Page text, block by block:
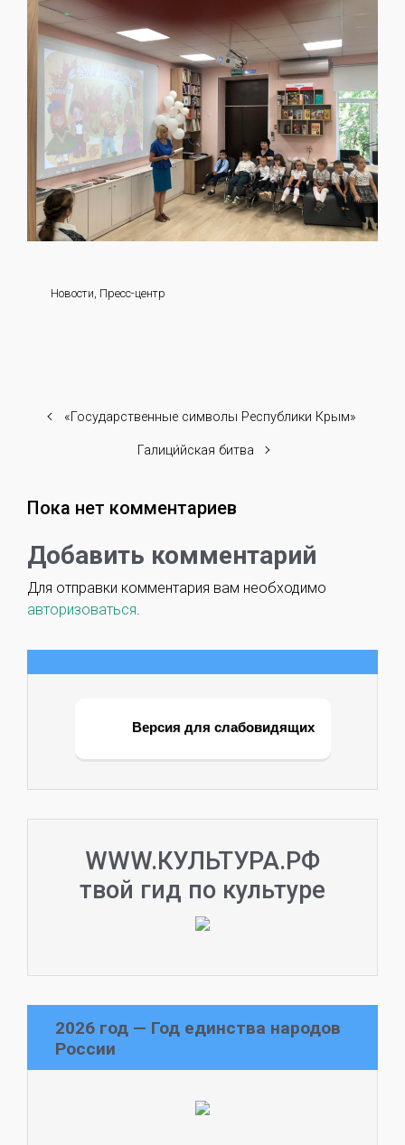
Новости, Пресс-центр
«Государственные символы Республики Крым»
Галици́йская битва
Пока нет комментариев
Добавить комментарий
Для отправки комментария вам необходимо
авторизоваться.
Версия для слабовидящих
WWW.КУЛЬТУРА.РФ
твой гид по культуре
2026 год — Год единства народов
России